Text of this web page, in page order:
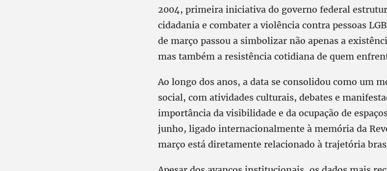
2004, primeira iniciativa do governo federal
cidadania e combater a violência contra pessoas
de março passou a simbolizar não apenas a
mas também a resistência cotidiana de quem
Ao longo dos anos, a data se consolidou como um
social, com atividades culturais, debates e
importância da visibilidade e da ocupação de
junho, ligado internacionalmente à memória da
março está diretamente relacionado à trajetória